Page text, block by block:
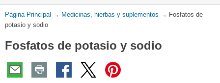
campo
de
Usted
está
Página Principal → Medicinas, hierbas y suplementos → Fosfatos de
potasio y sodio
Fosfatos de potasio y sodio